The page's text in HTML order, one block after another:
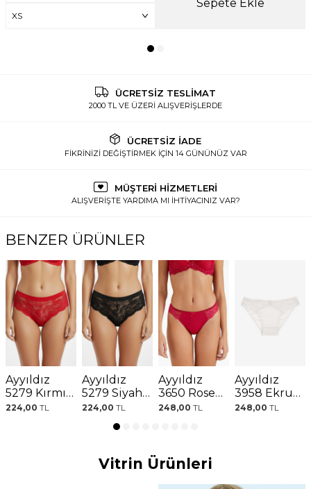
Sepete Ekle
ÜCRETSİZ TESLİMAT
2000 TL VE ÜZERİ ALIŞVERİŞLERDE
ÜCRETSİZ İADE
FİKRİNİZİ DEĞİŞTİRMEK İÇİN 14 GÜNÜNÜZ VAR
MÜŞTERİ HİZMETLERİ
ALIŞVERİŞTE YARDIMA MI İHTİYACINIZ VAR?
BENZER ÜRÜNLER
Ayyıldız
5279 Kırmızı
Dantelli
224,00 TL
Ayyıldız
5279 Siyah
Dantelli
224,00 TL
Ayyıldız
3650 Rose
Külot
248,00 TL
Ayyıldız
3958 Ekru
Külot
248,00 TL
Vitrin Ürünleri